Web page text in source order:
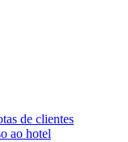
de clientes
ao hotel